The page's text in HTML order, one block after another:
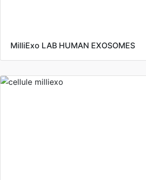
MilliExo LAB HUMAN EXOSOMES